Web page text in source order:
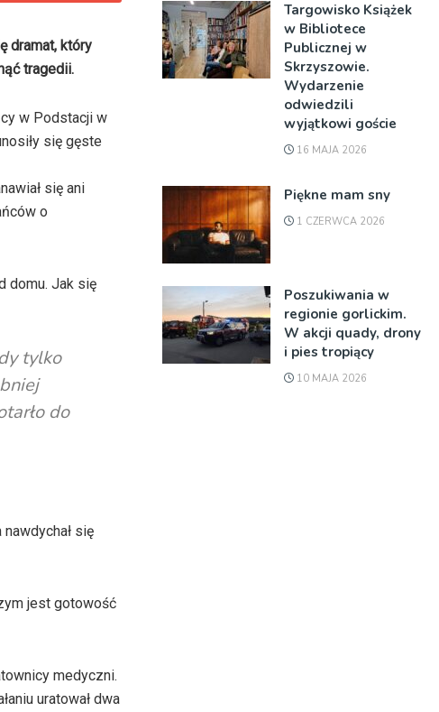
dramat, który
tragedii.
w Podstacji w
się gęste
się ani
o
domu. Jak się
tylko
do
się
jest gotowość
medyczni.
uratował dwa
Targowisko Książek
w Bibliotece
Publicznej w
Skrzyszowie.
Wydarzenie
odwiedzili
wyjątkowi goście
16 MAJA 2026
Piękne mam sny
1 CZERWCA 2026
Poszukiwania w
regionie gorlickim.
W akcji quady, drony
i pies tropiący
10 MAJA 2026